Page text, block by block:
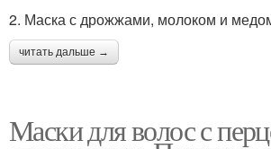
2. Маска с дрожжами, молоком и
читать дальше →
Маски для волос с